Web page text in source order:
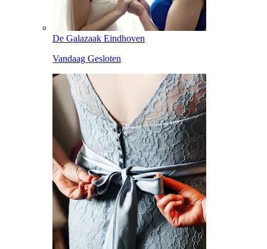
De Galazaak Eindhoven
Vandaag Gesloten